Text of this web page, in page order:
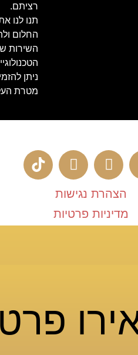
רציתם.
תנו לנו
החלום
השירות
ניתן
מטרת
הצהרת נגישות
מדיניות פרטיות